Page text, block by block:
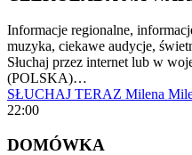
Informacje regionalne,
muzyka, ciekawe audycje,
Słuchaj przez internet lub w
(POLSKA)…
SŁUCHAJ TERAZ Milena
22:00
DOMÓWKA